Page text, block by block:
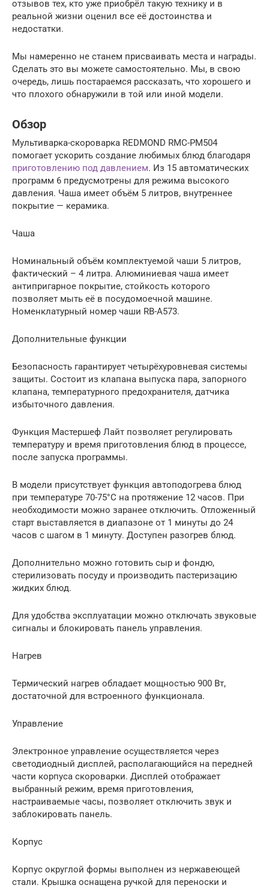
отзывов тех, кто уже приобрёл такую технику и в
реальной жизни оценил все её достоинства и
недостатки.
Мы намеренно не станем присваивать места и награды.
Сделать это вы можете самостоятельно. Мы, в свою
очередь, лишь постараемся рассказать, что хорошего и
что плохого обнаружили в той или иной модели.
Обзор
Мультиварка-скороварка REDMOND RMC-PM504
помогает ускорить создание любимых блюд благодаря
приготовлению под давлением. Из 15 автоматических
программ 6 предусмотрены для режима высокого
давления. Чаша имеет объём 5 литров, внутреннее
покрытие — керамика.
Чаша
Номинальный объём комплектуемой чаши 5 литров,
фактический – 4 литра. Алюминиевая чаша имеет
антипригарное покрытие, стойкость которого
позволяет мыть её в посудомоечной машине.
Номенклатурный номер чаши RB-A573.
Дополнительные функции
Безопасность гарантирует четырёхуровневая системы
защиты. Состоит из клапана выпуска пара, запорного
клапана, температурного предохранителя, датчика
избыточного давления.
Функция Мастершеф Лайт позволяет регулировать
температуру и время приготовления блюд в процессе,
после запуска программы.
В модели присутствует функция автоподогрева блюд
при температуре 70-75°С на протяжение 12 часов. При
необходимости можно заранее отключить. Отложенный
старт выставляется в диапазоне от 1 минуты до 24
часов с шагом в 1 минуту. Доступен разогрев блюд.
Дополнительно можно готовить сыр и фондю,
стерилизовать посуду и производить пастеризацию
жидких блюд.
Для удобства эксплуатации можно отключать звуковые
сигналы и блокировать панель управления.
Нагрев
Термический нагрев обладает мощностью 900 Вт,
достаточной для встроенного функционала.
Управление
Электронное управление осуществляется через
светодиодный дисплей, располагающийся на передней
части корпуса скороварки. Дисплей отображает
выбранный режим, время приготовления,
настраиваемые часы, позволяет отключить звук и
заблокировать панель.
Корпус
Корпус округлой формы выполнен из нержавеющей
стали. Крышка оснащена ручкой для переноски и